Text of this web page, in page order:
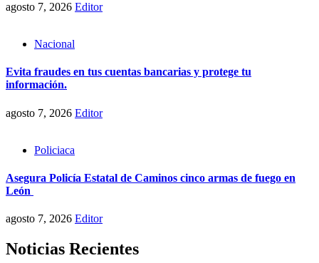
agosto 7, 2026 Editor
Nacional
Evita fraudes en tus cuentas bancarias y protege tu
información.
agosto 7, 2026 Editor
Policiaca
Asegura Policía Estatal de Caminos cinco armas de fuego en
León
agosto 7, 2026 Editor
Noticias Recientes